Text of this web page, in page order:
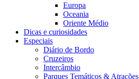
Europa
Oceania
Oriente Médio
Dicas e curiosidades
Especiais
Diário de Bordo
Cruzeiros
Intercâmbio
Parques Temáticos & Atrações